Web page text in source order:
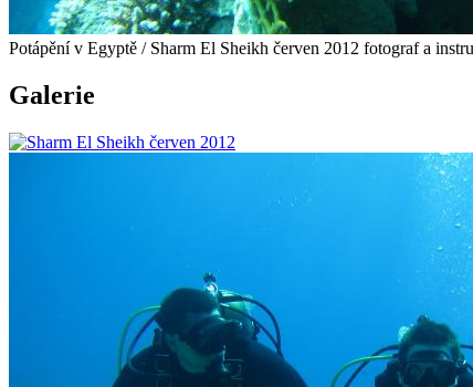
Potápění v Egyptě / Sharm El Sheikh červen 2012 fotograf a
Galerie